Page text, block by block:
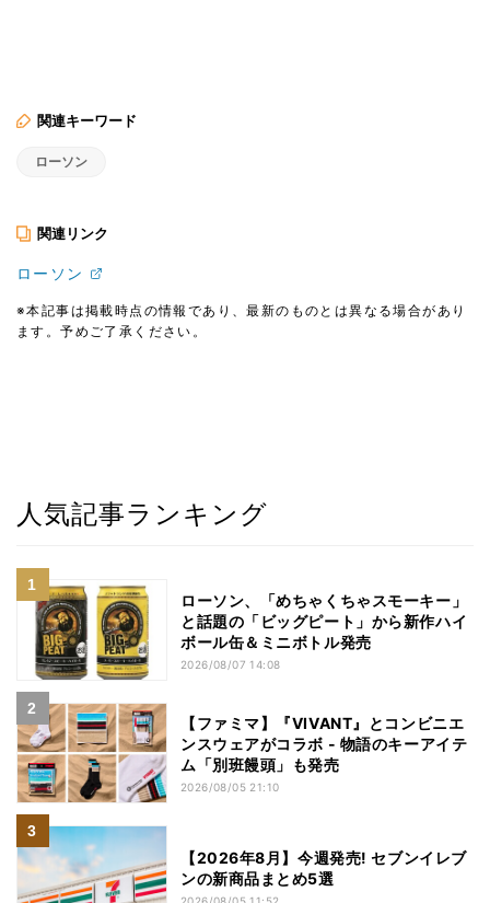
関連キーワード
ローソン
関連リンク
ローソン
※本記事は掲載時点の情報であり、最新のものとは異なる場合があり
ます。予めご了承ください。
人気記事ランキング
ローソン、「めちゃくちゃスモーキー」
と話題の「ビッグピート」から新作ハイ
ボール缶＆ミニボトル発売
2026/08/07 14:08
【ファミマ】『VIVANT』とコンビニエ
ンスウェアがコラボ - 物語のキーアイテ
ム「別班饅頭」も発売
2026/08/05 21:10
【2026年8月】今週発売! セブンイレブ
ンの新商品まとめ5選
2026/08/05 11:52